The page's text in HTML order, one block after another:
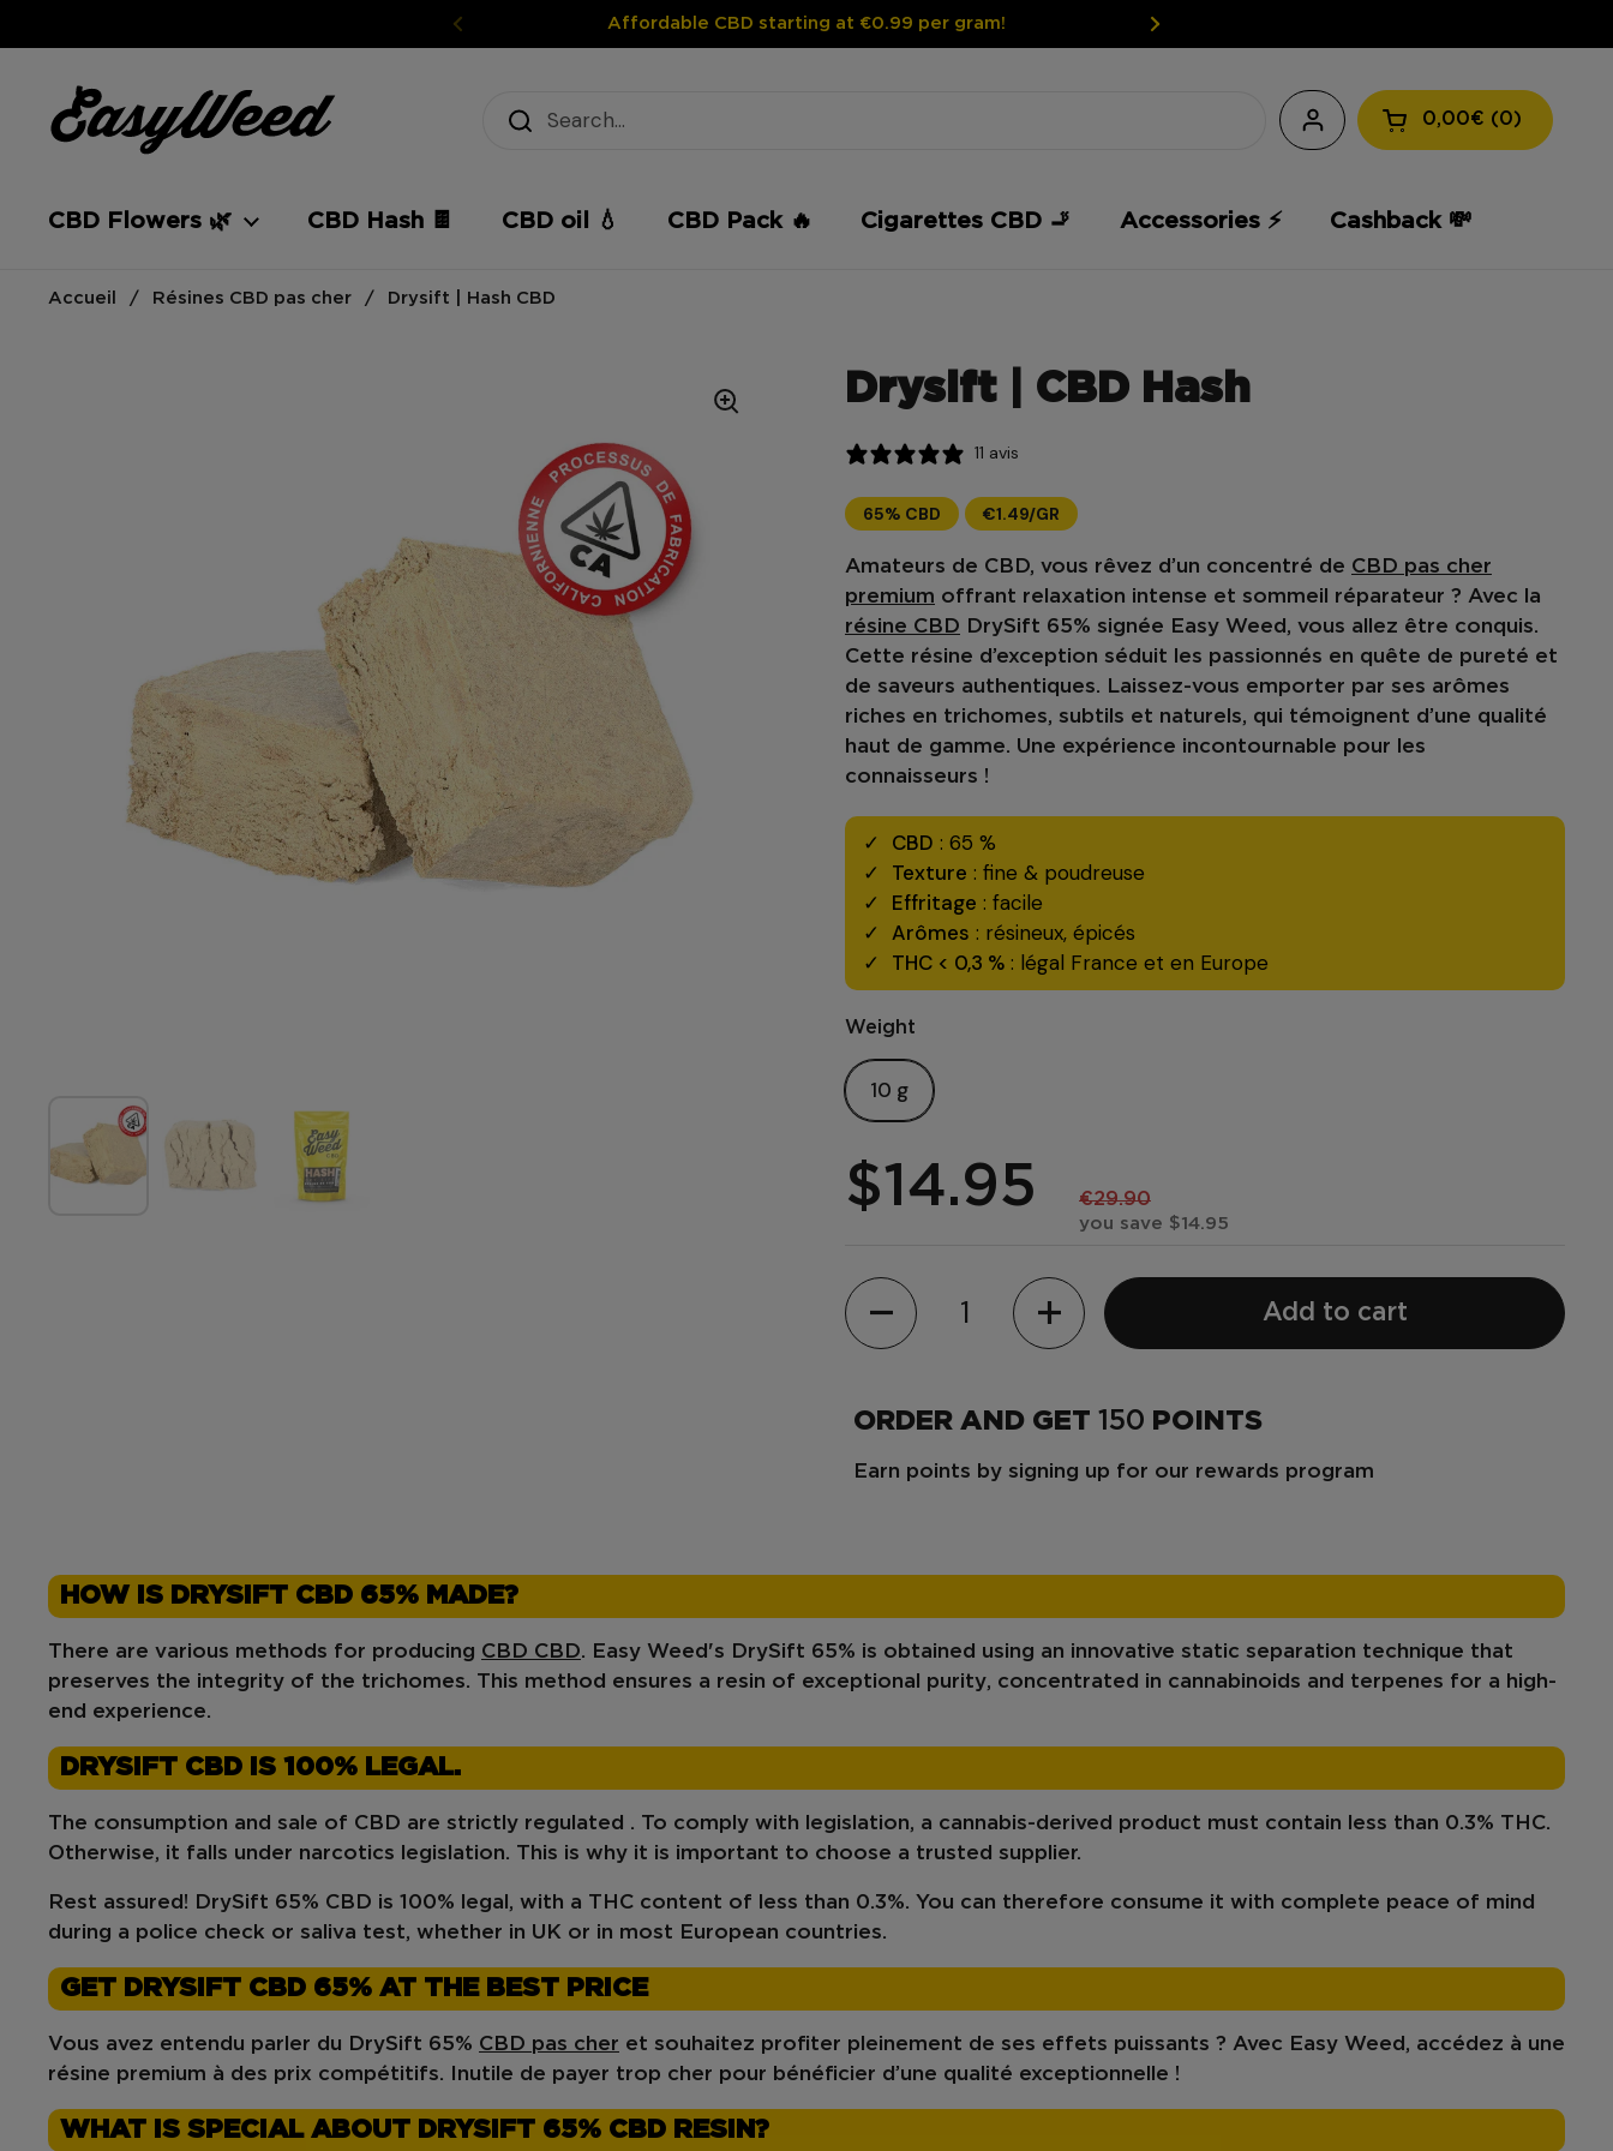
Affordable CBD starting at €0.99 per gram!
Open the
0,00€ 0
CBD Flowers 🌿 CBD Hash 🍫 CBD oil 💧 CBD Pack 🔥 Cigarettes CBD 🚬 Accessories ⚡️ Cashback 💸
Accueil / Résines CBD pas cher / Drysift | Hash CBD
Drysift | CBD Hash
11 avis
65% CBD €1.49/GR
Amateurs de CBD, vous rêvez d’un concentré de CBD pas cher
premium offrant relaxation intense et sommeil réparateur ? Avec la
résine CBD
DrySift 65% signée Easy Weed, vous allez être conquis.
Cette résine d’exception séduit les passionnés en quête de pureté et
de saveurs authentiques. Laissez-vous emporter par ses arômes
riches en trichomes, subtils et naturels, qui témoignent d’une qualité
haut de gamme. Une expérience incontournable pour les
connaisseurs !
CBD : 65 %
Texture : fine & poudreuse
Effritage : facile
Arômes : résineux, épicés
THC < 0,3 % : légal France et en Europe
Weight
10 g
$14.95 €29.90
you save $14.95
Quantity
Add to cart
ORDER AND GET 150 POINTS
Earn points by signing up for our rewards program
HOW IS DRYSIFT CBD 65% MADE?
There are various methods for producing CBD CBD. Easy Weed's DrySift 65% is obtained using an innovative static separation technique that
preserves the integrity of the trichomes. This method ensures a resin of exceptional purity, concentrated in cannabinoids and terpenes for a high-
end experience.
DRYSIFT CBD IS 100% LEGAL.
The consumption and sale of CBD are strictly regulated . To comply with legislation, a cannabis-derived product must contain
less than 0.3% THC.
Otherwise, it falls under narcotics legislation. This is why it is important to choose a trusted supplier.
Rest assured! DrySift 65% CBD is 100% legal , with a THC content of less than 0.3%. You can therefore consume it with complete peace of mind
during a police check or saliva test, whether in UK or in most European countries.
GET DRYSIFT CBD 65% AT THE BEST PRICE
Vous avez entendu parler du DrySift 65% CBD pas cher et souhaitez profiter pleinement de ses effets puissants ? Avec Easy Weed, accédez à une
résine premium à des prix compétitifs. Inutile de payer trop cher pour bénéficier d’une qualité exceptionnelle !
WHAT IS SPECIAL ABOUT DRYSIFT 65% CBD RESIN?